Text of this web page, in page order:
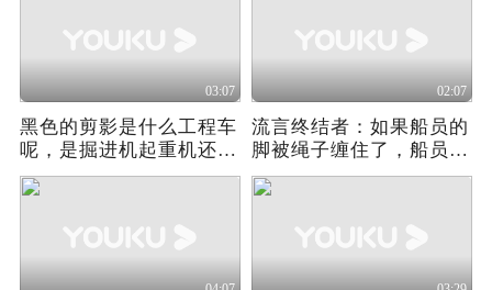
03:07
黑色的剪影是什么工程车
呢，是掘进机起重机还是
原木装载机呢
02:07
流言终结者：如果船员的
脚被绳子缠住了，船员会
被拽入海底吗